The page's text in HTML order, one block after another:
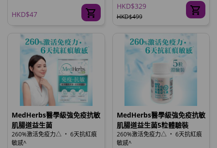
HKD$47
HKD$329
HKD$499
MedHerbs醫學級強免疫抗敏
肌腸道益生菌
260%激活免疫力△ ‧ 6天抗紅痕
敏感^
MedHerbs醫學級強免疫抗敏
肌腸道益生菌5粒體驗裝
260%激活免疫力△ ‧ 6天抗紅痕
敏感^